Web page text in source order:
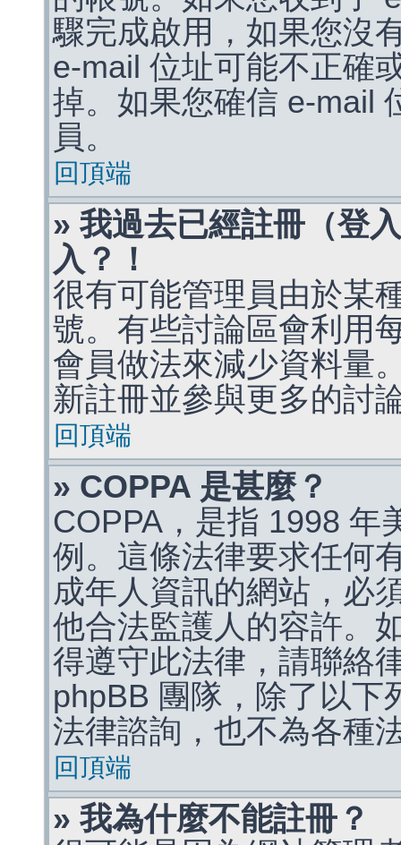
驟完成啟用，如果您沒
e-mail 位址可能不正確
掉。如果您確信 e-mail
員。
回頂端
» 我過去已經註冊（登
入？！
很有可能管理員由於某
號。有些討論區會利用
會員做法來減少資料量
新註冊並參與更多的討
回頂端
» COPPA 是甚麼？
COPPA，是指 1998 年
例。這條法律要求任何
成年人資訊的網站，必
他合法監護人的容許。
得遵守此法律，請聯絡
phpBB 團隊，除了以下
法律諮詢，也不為各種
回頂端
» 我為什麼不能註冊？